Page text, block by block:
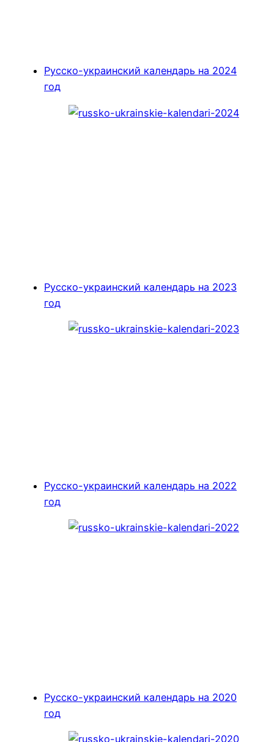
Русско-украинский календарь на 2024
год
Русско-украинский календарь на 2023
год
Русско-украинский календарь на 2022
год
Русско-украинский календарь на 2020
год